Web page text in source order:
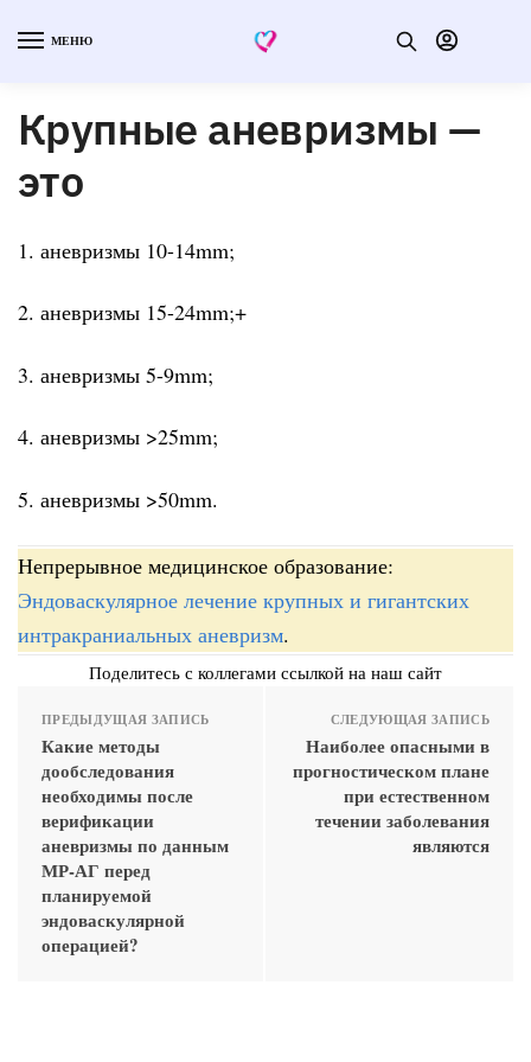
МЕНЮ
Крупные аневризмы —
это
1. аневризмы 10-14mm;
2. аневризмы 15-24mm;+
3. аневризмы 5-9mm;
4. аневризмы >25mm;
5. аневризмы >50mm.
Непрерывное медицинское образование:
Эндоваскулярное лечение крупных и гигантских
интракраниальных аневризм.
Поделитесь с коллегами ссылкой на наш сайт
ПРЕДЫДУЩАЯ ЗАПИСЬ
Какие методы
дообследования
необходимы после
верификации
аневризмы по данным
МР-АГ перед
планируемой
эндоваскулярной
операцией?
СЛЕДУЮЩАЯ ЗАПИСЬ
Наиболее опасными в
прогностическом плане
при естественном
течении заболевания
являются